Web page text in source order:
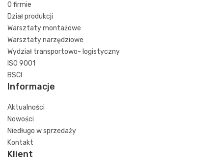
O firmie
Dział produkcji
Warsztaty montażowe
Warsztaty narzędziowe
Wydział transportowo- logistyczny
ISO 9001
BSCI
Informacje
Aktualności
Nowości
Niedługo w sprzedaży
Kontakt
Klient